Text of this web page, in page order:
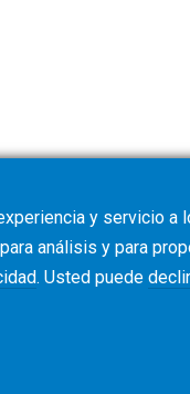
y servicio a
análisis y para
. Usted puede